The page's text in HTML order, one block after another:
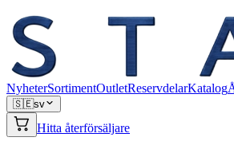
NyheterSortimentOutletReservdelarKatalog
🇸🇪sv
Hitta återförsäljare